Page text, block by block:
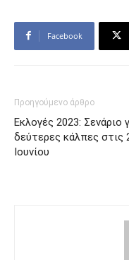
Facebook
Προηγούμενο άρθρο
Εκλογές 2023: Σενάριο
δεύτερες κάλπες στις
Ιουνίου